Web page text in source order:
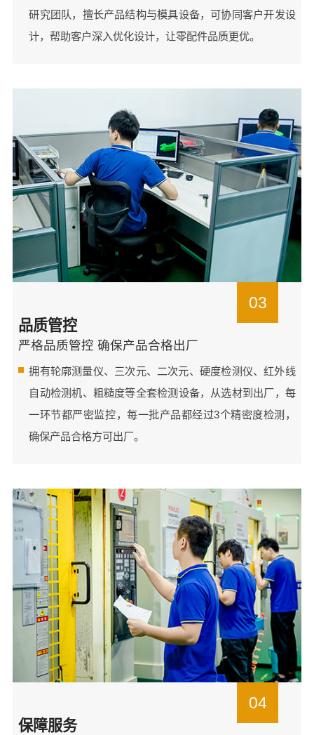
研究团队，擅长产品结构与模具设备，可协同客户开发设
计，帮助客户深入优化设计，让零配件品质更优。
03
品质管控
严格品质管控 确保产品合格出厂
拥有轮廓测量仪、三次元、二次元、硬度检测仪、红外线
自动检测机、粗糙度等全套检测设备，从选材到出厂，每
一环节都严密监控，每一批产品都经过3个精密度检测，
确保产品合格方可出厂。
04
保障服务